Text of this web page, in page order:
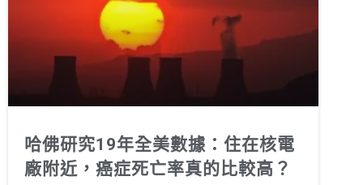
哈佛研究19年全美數據：住在核電
廠附近，癌症死亡率真的比較高？